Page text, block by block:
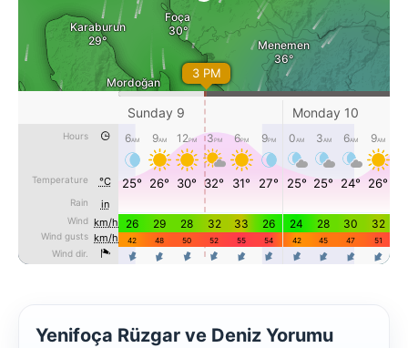
Yenifoça Rüzgar ve Deniz Yorumu